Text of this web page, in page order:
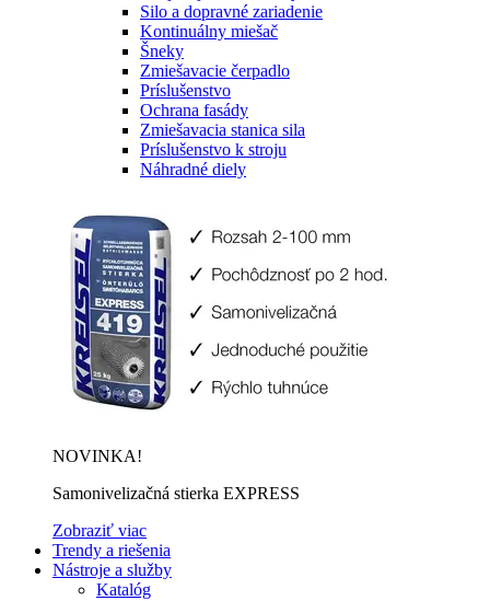
Silo a dopravné zariadenie
Kontinuálny miešač
Šneky
Zmiešavacie čerpadlo
Príslušenstvo
Ochrana fasády
Zmiešavacia stanica sila
Príslušenstvo k stroju
Náhradné diely
NOVINKA!
Samonivelizačná stierka EXPRESS
Zobraziť viac
Trendy a riešenia
Nástroje a služby
Katalóg